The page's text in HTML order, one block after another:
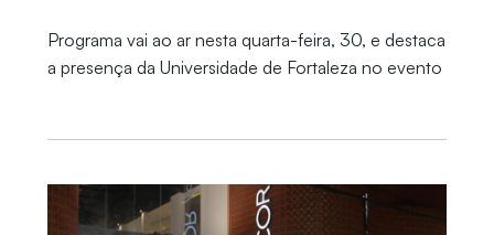
Programa vai ao ar nesta quarta-feira, 30, e destaca
a presença da Universidade de Fortaleza no evento